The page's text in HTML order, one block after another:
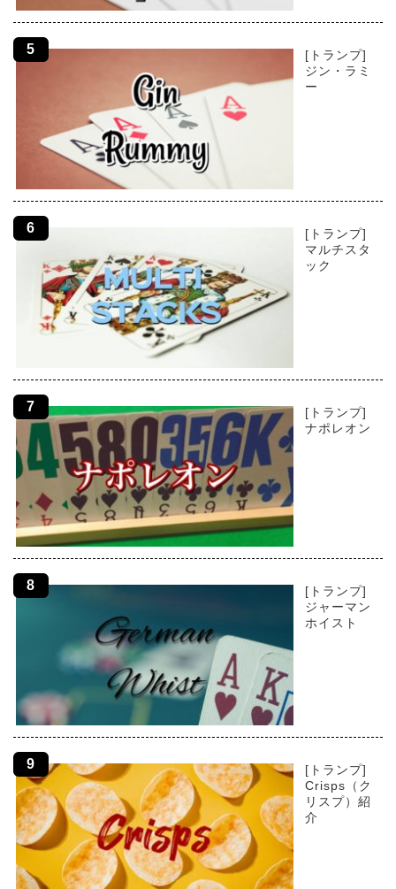
[トランプ]
ジン・ラミ
ー
[トランプ]
マルチスタ
ック
[トランプ]
ナポレオン
[トランプ]
ジャーマン
ホイスト
[トランプ]
Crisps（ク
リスプ）紹
介